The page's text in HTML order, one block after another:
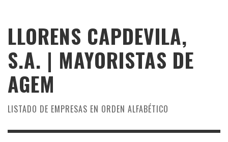
LLORENS CAPDEVILA,
S.A. | MAYORISTAS DE
AGEM
LISTADO DE EMPRESAS EN ORDEN ALFABÉTICO